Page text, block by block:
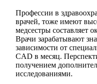
Профессии в
врачей, тоже имеют
медсестры составляет
Врачи зарабатывают
зависимости от
CAD в месяц.
получением
исследованиями.